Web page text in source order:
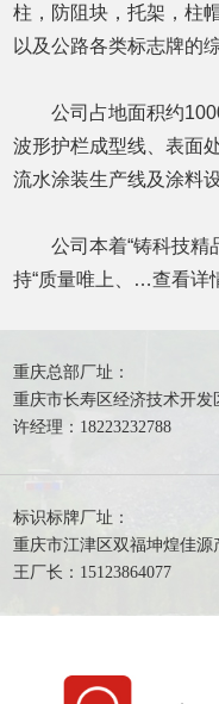
柱，防阻块，托架，柱
以及公路各类标志牌的
公司占地面积约
波形护栏成型线、表面
流水涂装生产线及涂料
公司本着“铸科技精
持“质量唯上、…查看详
重庆总部厂址：
重庆市长寿区经济技术开发
许经理：18223232788
标识标牌厂址：
重庆市江津区双福坤煌佳源
王厂长：15123864077